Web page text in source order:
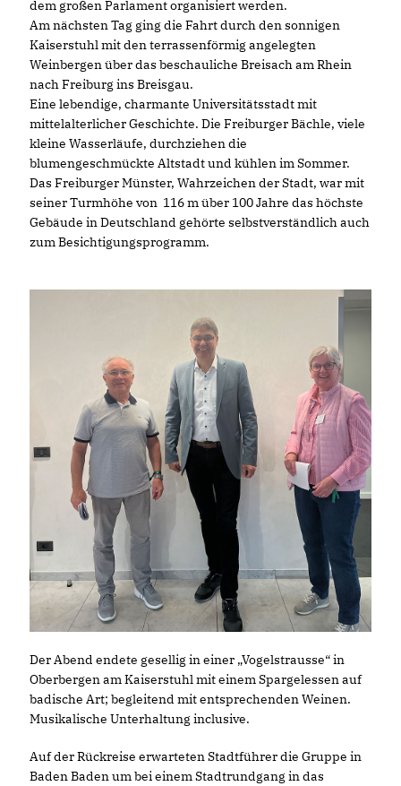
dem großen Parlament organisiert werden.
Am nächsten Tag ging die Fahrt durch den sonnigen
Kaiserstuhl mit den terrassenförmig angelegten
Weinbergen über das beschauliche Breisach am Rhein
nach Freiburg ins Breisgau.
Eine lebendige, charmante Universitätsstadt mit
mittelalterlicher Geschichte. Die Freiburger Bächle, viele
kleine Wasserläufe, durchziehen die
blumengeschmückte Altstadt und kühlen im Sommer.
Das Freiburger Münster, Wahrzeichen der Stadt, war mit
seiner Turmhöhe von 116 m über 100 Jahre das höchste
Gebäude in Deutschland gehörte selbstverständlich auch
zum Besichtigungsprogramm.
Der Abend endete gesellig in einer „Vogelstrausse“ in
Oberbergen am Kaiserstuhl mit einem Spargelessen auf
badische Art; begleitend mit entsprechenden Weinen.
Musikalische Unterhaltung inclusive.
Auf der Rückreise erwarteten Stadtführer die Gruppe in
Baden Baden um bei einem Stadtrundgang in das